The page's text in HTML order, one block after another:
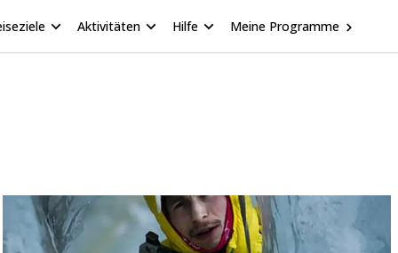
Aktivitäten Hilfe Meine Programme